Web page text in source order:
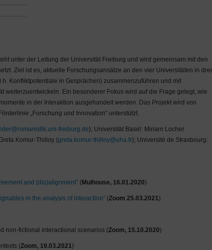
unter der Leitung der Universität Freiburg und wird gemeinsam mit den
Ziel ist es, aktuelle Forschungsansätze an den vier Universitäten in drei
Konfliktpotentiale in Gesprächen) zusammenzuführen und mit
weiterzuentwickeln. Ein besonderer Fokus wird auf die Frage gelegt, wie
in der Interaktion ausgehandelt werden. Das Projekt wird von
„Forschung und Innovation“ unterstützt.
freiburg.de); Universität Basel: Miriam Locher
Komur-Thilloy (greta.komur-thilloy@uha.fr); Université de Strasbourg:
and (dis)alignment” (Mulhouse, 16.01.2020)
in the analysis of interaction” (Zoom 25.03.2021)
non-fictional interactional scenarios (Zoom, 15.10.2020)
(Zoom, 19.03.2021)